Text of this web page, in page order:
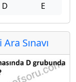
D E
Sınavı